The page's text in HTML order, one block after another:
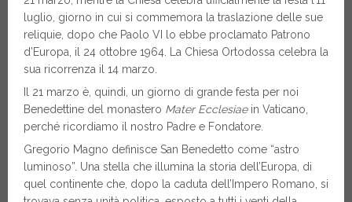
luglio, giorno in cui si commemora la traslazione delle sue
reliquie, dopo che Paolo VI lo ebbe proclamato Patrono
d’Europa, il 24 ottobre 1964. La Chiesa Ortodossa celebra la
sua ricorrenza il 14 marzo.
Il 21 marzo è, quindi, un giorno di grande festa per noi
Benedettine del monastero Mater Ecclesiae in Vaticano,
perché ricordiamo il nostro Padre e Fondatore.
Gregorio Magno definisce San Benedetto come “astro
luminoso”. Una stella che illumina la storia dell’Europa, di
quel continente che, dopo la caduta dell’Impero Romano, si